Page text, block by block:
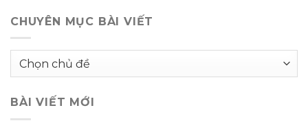
CHUYÊN MỤC BÀI VIẾT
Chuyên
viết
BÀI VIẾT MỚI